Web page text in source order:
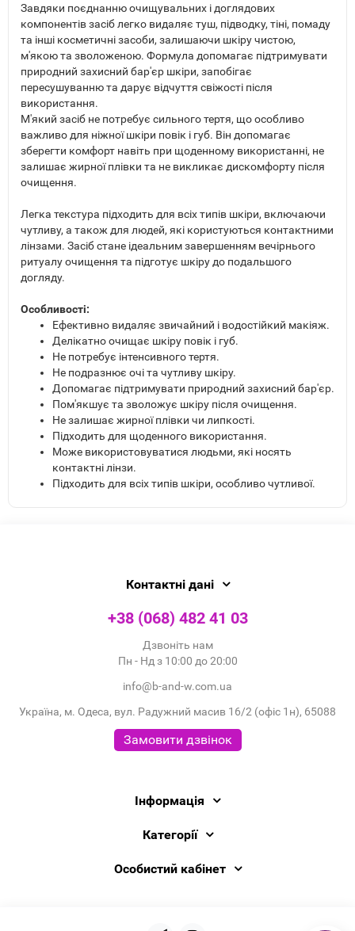
Завдяки поєднанню очищувальних і доглядових
компонентів засіб легко видаляє туш, підводку, тіні, помаду
та інші косметичні засоби, залишаючи шкіру чистою,
м'якою та зволоженою. Формула допомагає підтримувати
природний захисний бар'єр шкіри, запобігає
пересушуванню та дарує відчуття свіжості після
використання.
М'який засіб не потребує сильного тертя, що особливо
важливо для ніжної шкіри повік і губ. Він допомагає
зберегти комфорт навіть при щоденному використанні, не
залишає жирної плівки та не викликає дискомфорту після
очищення.
Легка текстура підходить для всіх типів шкіри, включаючи
чутливу, а також для людей, які користуються контактними
лінзами. Засіб стане ідеальним завершенням вечірнього
ритуалу очищення та підготує шкіру до подальшого
догляду.
Особливості:
Ефективно видаляє звичайний і водостійкий макіяж.
Делікатно очищає шкіру повік і губ.
Не потребує інтенсивного тертя.
Не подразнює очі та чутливу шкіру.
Допомагає підтримувати природний захисний бар'єр.
Пом'якшує та зволожує шкіру після очищення.
Не залишає жирної плівки чи липкості.
Підходить для щоденного використання.
Може використовуватися людьми, які носять
контактні лінзи.
Підходить для всіх типів шкіри, особливо чутливої.
Контактні дані
+38 (068) 482 41 03
Дзвоніть нам
Пн - Нд з 10:00 до 20:00
info@b-and-w.com.ua
Україна, м. Одеса, вул. Радужний масив 16/2 (офіс 1н), 65088
Замовити дзвінок
Інформація
Категорії
Особистий кабінет